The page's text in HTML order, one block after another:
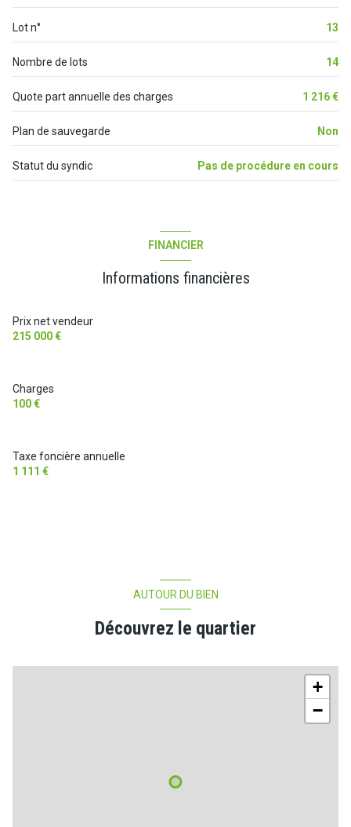
ascenseur
quartier ARENES, Musée de la Romanité, Prefecture
accès handicapé
Lot n° 13
Nombre de lots 14
Quote part annuelle des charges 1 216 €
Plan de sauvegarde Non
Statut du syndic Pas de procédure en cours
FINANCIER
Informations financières
Prix net vendeur
215 000 €
Charges
100 €
Taxe foncière annuelle
1 111 €
AUTOUR DU BIEN
Découvrez le quartier
+
−